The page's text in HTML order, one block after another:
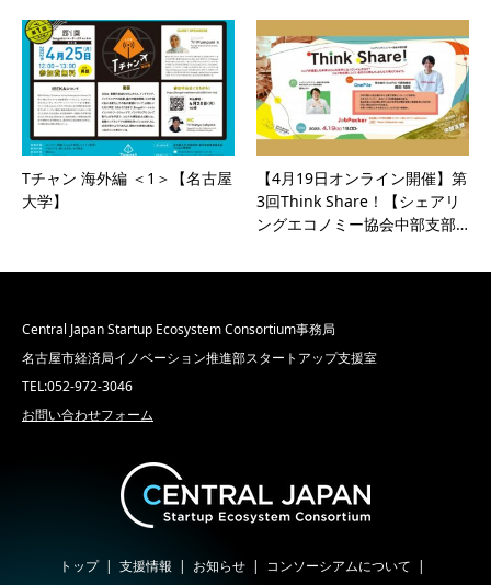
Tチャン 海外編 ＜1＞【名古屋
大学】
【4月19日オンライン開催】第
3回Think Share！【シェアリ
ングエコノミー協会中部支部…
Central Japan Startup Ecosystem Consortium事務局
名古屋市経済局イノベーション推進部スタートアップ支援室
TEL:052-972-3046
お問い合わせフォーム
トップ 支援情報 お知らせ
コンソーシアムについて